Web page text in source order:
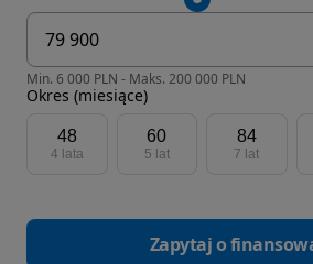
Min. 6 000 PLN - Maks. 200 000 PLN
Okres (miesiące)
48
4 lata
60
5 lat
84
7 lat
Zapytaj o